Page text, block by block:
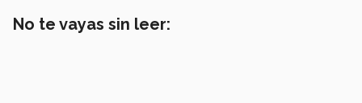
No te vayas sin leer: